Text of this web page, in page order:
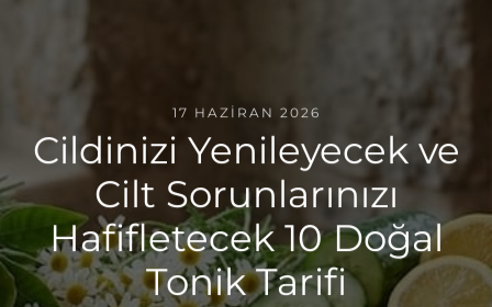
17 HAZIRAN 2026
Cildinizi Yenileyecek ve
Cilt Sorunlarınızı
Hafifletecek 10 Doğal
Tonik Tarifi